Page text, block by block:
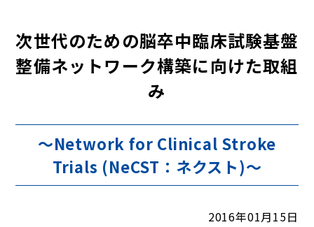
次世代のための脳卒中臨床試験基盤
整備ネットワーク構築に向けた取組
み
～Network for Clinical Stroke
Trials (NeCST：ネクスト)～
2016年01月15日